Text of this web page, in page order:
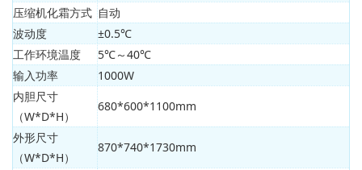
压缩机化霜方式 自动
波动度
±0.5℃
工作环境温度
5℃～40℃
输入功率
1000W
内胆尺寸
（W*D*H）
680*600*1100mm
外形尺寸
（W*D*H）
870*740*1730mm